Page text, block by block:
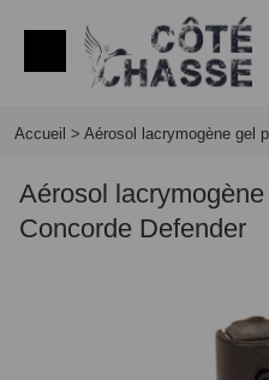
Accueil > Aérosol lacrymogène gel
Aérosol
Concorde Defender